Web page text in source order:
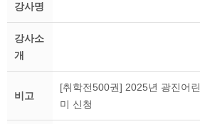
강사명
강사소
개
비고
[취학전500권] 2025년 광진어
미 신청